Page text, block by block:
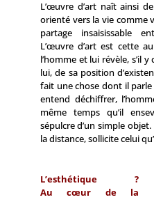
L’œuvre d’art naît ainsi
orienté vers la vie comme
partage insaisissable
L’œuvre d’art est cette
l’homme et lui révèle, s’il
lui, de sa position
fait une chose dont il parle
entend déchiffrer,
même temps qu’il
sépulcre d’un simple
la distance, sollicite celui
L’esthétique ?
Au cœur de la